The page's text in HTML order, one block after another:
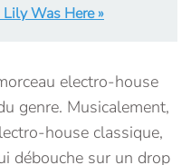
Lily Was Here »
electro-house
genre. Musicalement,
house classique,
débouche sur un drop